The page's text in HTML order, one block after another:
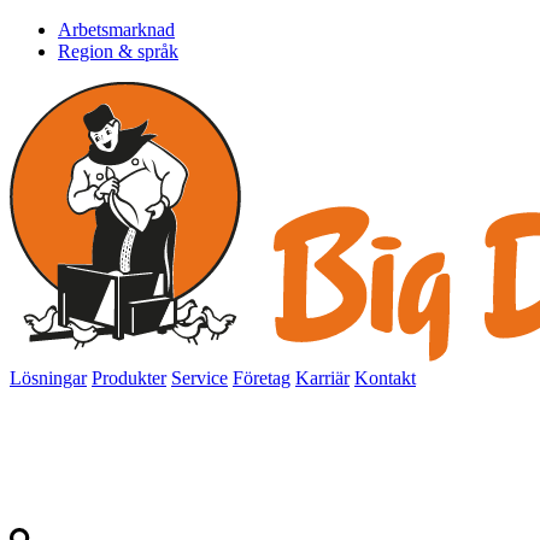
Arbetsmarknad
Region & språk
Lösningar Produkter Service Företag Karriär Kontakt